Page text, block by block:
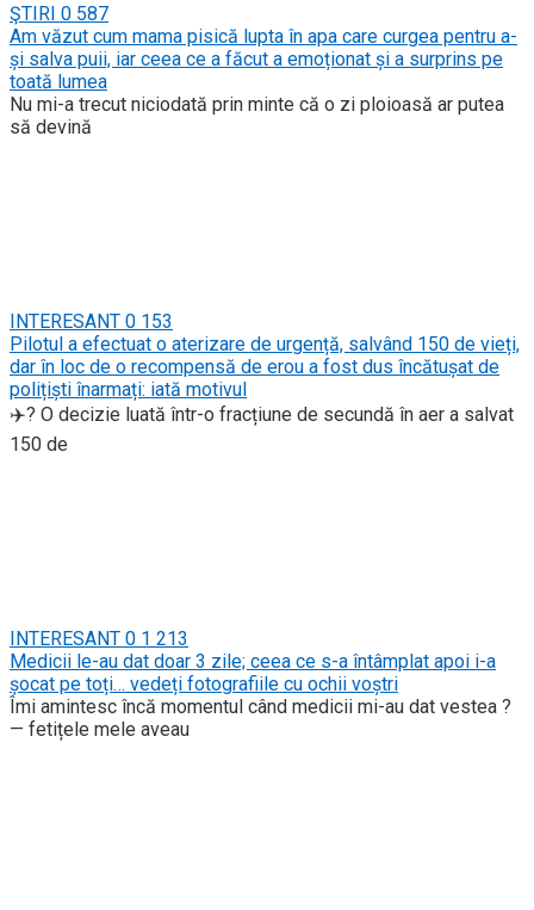
ŞTIRI 0 587
Am văzut cum mama pisică lupta în apa care curgea pentru a-
și salva puii, iar ceea ce a făcut a emoționat și a surprins pe
toată lumea
Nu mi-a trecut niciodată prin minte că o zi ploioasă ar putea
să devină
INTERESANT 0 153
Pilotul a efectuat o aterizare de urgență, salvând 150 de vieți,
dar în loc de o recompensă de erou a fost dus încătușat de
polițiști înarmați: iată motivul
✈️? O decizie luată într-o fracțiune de secundă în aer a salvat
150 de
INTERESANT 0 1 213
Medicii le-au dat doar 3 zile; ceea ce s-a întâmplat apoi i-a
șocat pe toți… vedeți fotografiile cu ochii voștri
Îmi amintesc încă momentul când medicii mi-au dat vestea ?
— fetițele mele aveau